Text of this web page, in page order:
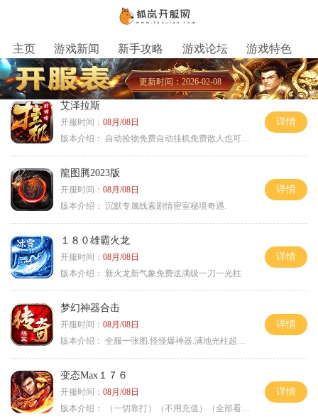
主页 游戏新闻 新手攻略 游戏论坛 游戏特色
更新时间：2026-02-08
艾泽拉斯
开服时间： 08月/08日
版本介绍：
自动捡物免费自动挂机免费散人也可毕业
详情
龍图腾2023版
开服时间： 08月/08日
版本介绍： 沉默专属线索剧情密室秘境奇遇.
详情
１８０雄霸火龙
开服时间： 08月/08日
版本介绍：
新火龙新气象免费送满级一刀一光柱
详情
梦幻神器合击
开服时间： 08月/08日
版本介绍： 全服一张图.怪怪爆神器.满地光柱超激情
详情
变态Max１７６
开服时间： 08月/08日
版本介绍：
（一切靠打）（不用充值）（全部看脸）
详情